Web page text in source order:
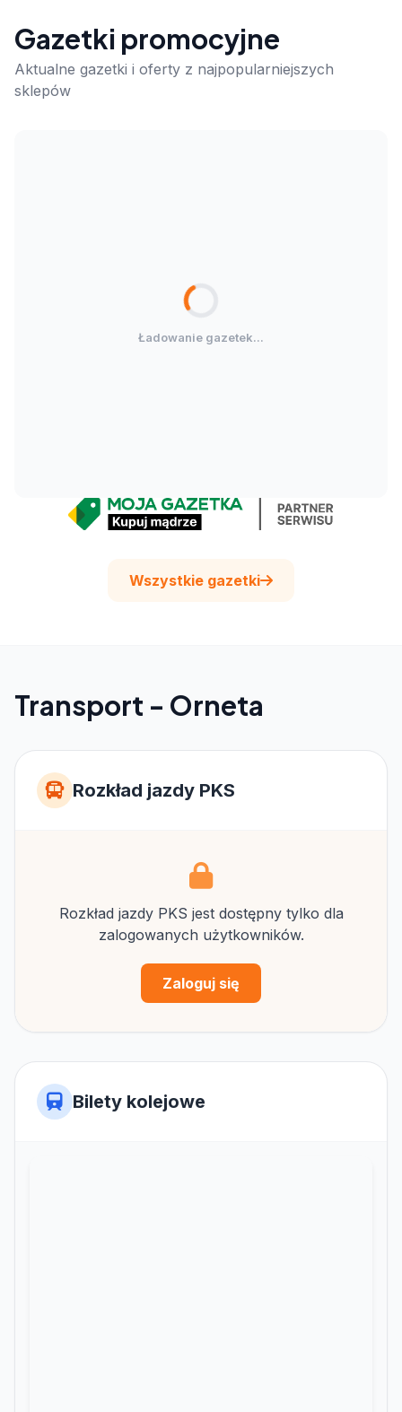
Gazetki promocyjne
Aktualne gazetki i oferty z najpopularniejszych
sklepów
Ładowanie gazetek...
Wszystkie gazetki
Transport - Orneta
Rozkład jazdy PKS
Rozkład jazdy PKS jest dostępny tylko dla
zalogowanych użytkowników.
Zaloguj się
Bilety kolejowe